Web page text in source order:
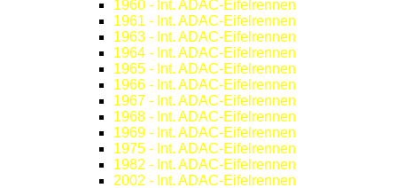
1960 - Int. ADAC-Eifelrennen
1961 - Int. ADAC-Eifelrennen
1963 - Int. ADAC-Eifelrennen
1964 - Int. ADAC-Eifelrennen
1965 - Int. ADAC-Eifelrennen
1966 - Int. ADAC-Eifelrennen
1967 - Int. ADAC-Eifelrennen
1968 - Int. ADAC-Eifelrennen
1969 - Int. ADAC-Eifelrennen
1975 - Int. ADAC-Eifelrennen
1982 - Int. ADAC-Eifelrennen
2002 - Int. ADAC-Eifelrennen